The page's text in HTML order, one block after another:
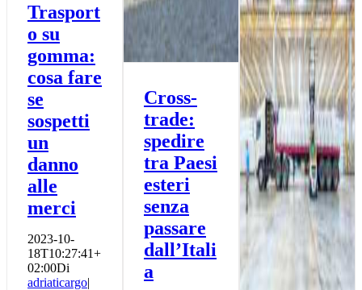
Cross-
trade:
spedire
tra Paesi
esteri
senza
passare
dall’Itali
a
Trasport
o su
gomma:
cosa fare
se
sospetti
un
danno
alle
merci
2023-10-
18T10:27:41+
02:00Di
adriaticargo|